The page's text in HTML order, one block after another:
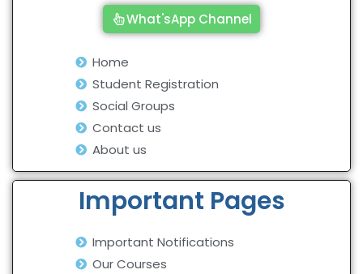
What'sApp Channel
Home
Student Registration
Social Groups
Contact us
About us
Important Pages
Important Notifications
Our Courses